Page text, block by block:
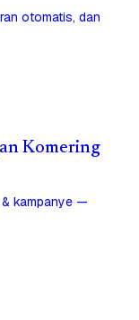
otomatis, dan
Komering
kampanye —